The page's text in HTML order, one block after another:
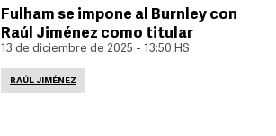
Fulham se impone al Burnley con
Raúl Jiménez como titular
13 de diciembre de 2025 - 13:50 HS
RAÚL JIMÉNEZ